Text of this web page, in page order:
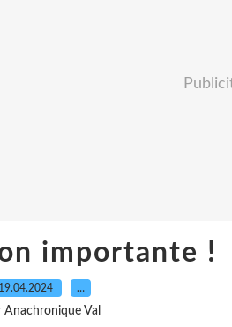
importante !
19.04.2024 …
Anachronique Val